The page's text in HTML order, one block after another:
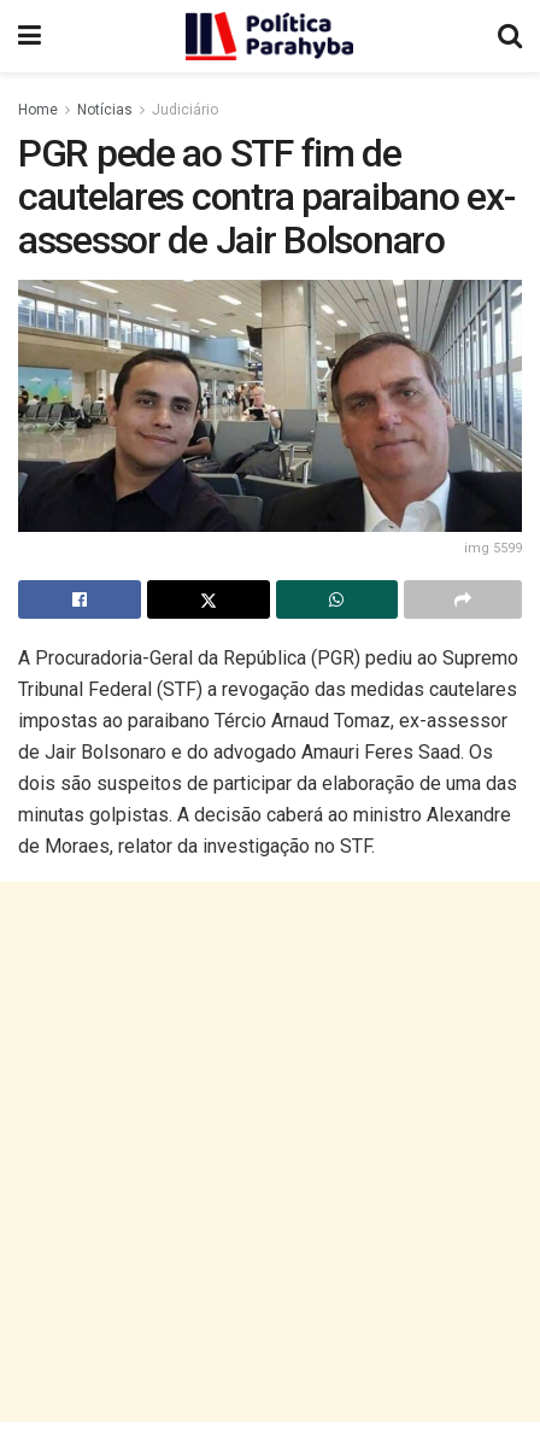
Home Notícias Judiciário
PGR pede ao STF fim de
cautelares contra paraibano ex-
assessor de Jair Bolsonaro
img 5599
A Procuradoria-Geral da República (PGR) pediu ao Supremo
Tribunal Federal (STF) a revogação das medidas cautelares
impostas ao paraibano Tércio Arnaud Tomaz, ex-assessor
de Jair Bolsonaro e do advogado Amauri Feres Saad. Os
dois são suspeitos de participar da elaboração de uma das
minutas golpistas. A decisão caberá ao ministro Alexandre
de Moraes, relator da investigação no STF.